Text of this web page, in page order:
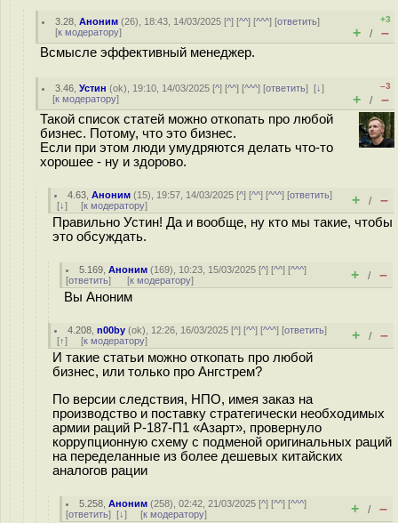
3.28 ,Аноним (26), 18:43, 14/03/2025 [^] [^^] [^^^] [ответить]
[к модератору]
+3
+ / –
Всмысле эффективный менеджер.
3.46 ,Устин (ok), 19:10, 14/03/2025 [^] [^^] [^^^] [ответить][↓]
[к модератору]
–3
+ / –
Такой список статей можно откопать про любой
бизнес. Потому, что это бизнес.
Если при этом люди умудряются делать что-то
хорошее - ну и здорово.
4.63 ,Аноним (15), 19:57, 14/03/2025 [^] [^^] [^^^] [ответить]
[↓] [к модератору] + / –
Правильно Устин! Да и вообще, ну кто мы такие, чтобы
это обсуждать.
5.169 ,Аноним (169), 10:23, 15/03/2025 [^] [^^] [^^^]
[ответить] [к модератору] + / –
Вы Аноним
4.208 ,n00by (ok), 12:26, 16/03/2025 [^] [^^] [^^^] [ответить]
[↑] [к модератору] + / –
И такие статьи можно откопать про любой
бизнес, или только про Ангстрем?
По версии следствия, НПО, имея заказ на
производство и поставку стратегически необходимых
армии раций Р-187-П1 «Азарт», провернуло
коррупционную схему с подменой оригинальных раций
на переделанные из более дешевых китайских
аналогов рации
5.258 ,Аноним (258), 02:42, 21/03/2025 [^] [^^] [^^^]
[ответить] [↓] [к модератору] + / –